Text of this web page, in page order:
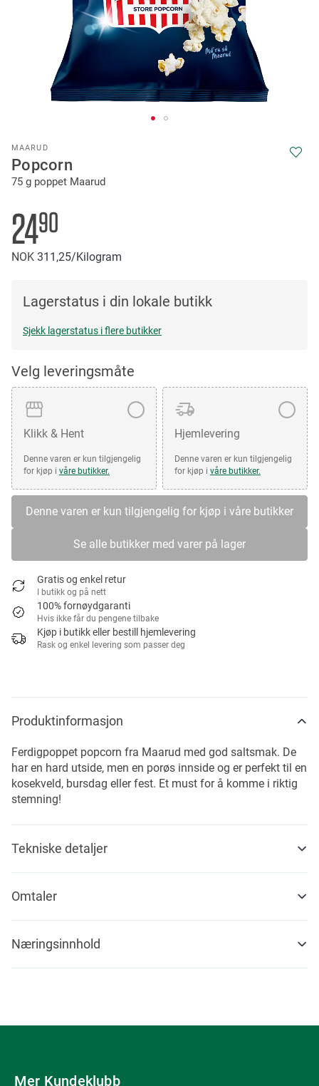
MAARUD
Popcorn
75 g poppet Maarud
2490
NOK 311 25/Kilogram
Lagerstatus i din lokale butikk
Sjekk lagerstatus i flere butikker
Velg leveringsmåte
Klikk & Hent
Denne varen er kun tilgjengelig
for kjøp i våre butikker.
Hjemlevering
Denne varen er kun tilgjengelig
for kjøp i våre butikker.
Denne varen er kun tilgjengelig for kjøp i våre butikker
Se alle butikker med varer på lager
Gratis og enkel retur
I butikk og på nett
100% fornøydgaranti
Hvis ikke får du pengene tilbake
Kjøp i butikk eller bestill hjemlevering
Rask og enkel levering som passer deg
to
the
beginning
the
images
gallery
Produktinformasjon
Ferdigpoppet popcorn fra Maarud med god saltsmak. De
har en hard utside, men en porøs innside og er perfekt til en
kosekveld, bursdag eller fest. Et must for å komme i riktig
stemning!
Tekniske detaljer
Omtaler
Næringsinnhold
Mer Kundeklubb